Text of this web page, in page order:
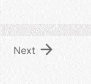

Next